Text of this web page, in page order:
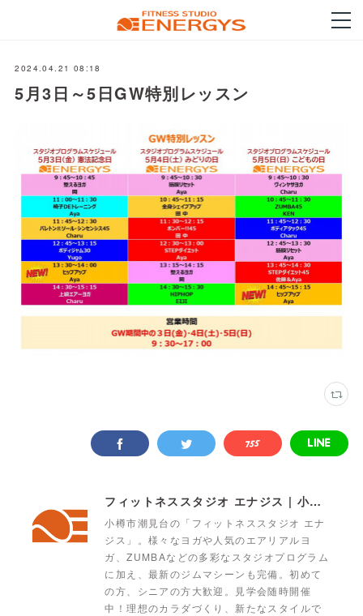
2024.04.21 08:18
5月3日～5日GW特別レッスン
フィットネススタジオ エナジス | 小樽・スポーツクラブ・ENERGYS
小樽市潮見台の「フィットネススタジオ エナ
ジス」。様々なヨガや人気のエアリアルヨ
ガ、ZUMBAなどの多彩なスタジオプログラム
に加え、最新のジムマシーンも完備。初めて
の方、シニアの方大歓迎。見学会随時開催
中！理想のカラダづくり、新たなスタイルで